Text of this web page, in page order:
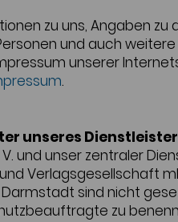
zu uns, Angaben zu
und auch weitere
unserer
.
unseres
und unser zentraler
Verlagsgesellschaft
sind nicht
zu